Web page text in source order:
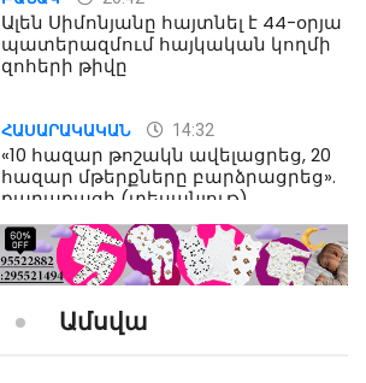
Ալեն Սիմոնյանը հայտնել է 44-օրյա
պատերազմում հայկական կողմի
զոհերի թիվը
ՀԱՍԱՐԱԿԱԿԱՆ 14:32
«10 հազար թոշակն ավելացրեց, 20
հազար մթերքները բարձրացրեց».
քաղաքացի (տեսանյութ)
ՔԱՂԱՔԱԿԱՆ 10:52
«Լեզվիդ տալու փոխարեն
արտաբերիր այս երկու
նախադասությունը»․ Իշխան
Ամսվա